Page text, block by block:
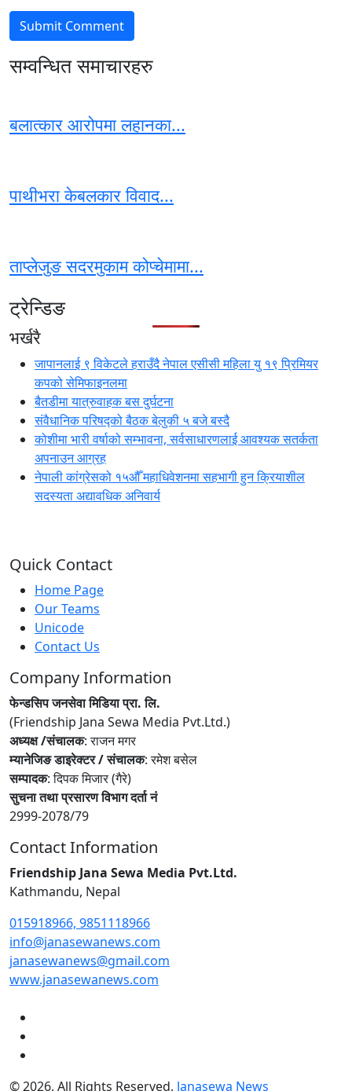
सम्वन्धित समाचारहरु
बलात्कार आरोपमा लहानका...
पाथीभरा केबलकार विवाद...
ताप्लेजुङ सदरमुकाम कोप्चेमामा...
ट्रेन्डिङ
भर्खरै
जापानलाई ९ विकेटले हराउँदै नेपाल एसीसी महिला यु १९ प्रिमियर
कपको सेमिफाइनलमा
बैतडीमा यात्रुवाहक बस दुर्घटना
संवैधानिक परिषद्को बैठक बेलुकी ५ बजे बस्दै
कोशीमा भारी वर्षाको सम्भावना, सर्वसाधारणलाई आवश्यक सतर्कता
अपनाउन आग्रह
नेपाली कांग्रेसको १५औँ महाधिवेशनमा सहभागी हुन क्रियाशील
सदस्यता अद्यावधिक अनिवार्य
Quick Contact
Home Page
Our Teams
Unicode
Contact Us
Company Information
फेन्डसिप जनसेवा मिडिया प्रा. लि.
(Friendship Jana Sewa Media Pvt.Ltd.)
अध्यक्ष /संचालक: राजन मगर
म्यानेजिङ डाइरेक्टर / संचालक: रमेश बसेल
सम्पादक: दिपक मिजार (गैरे)
सुचना तथा प्रसारण विभाग दर्ता नं
2999-2078/79
Contact Information
Friendship Jana Sewa Media Pvt.Ltd.
Kathmandu, Nepal
015918966, 9851118966
info@janasewanews.com
janasewanews@gmail.com
www.janasewanews.com
© 2026. All Rights Reserved. Janasewa News